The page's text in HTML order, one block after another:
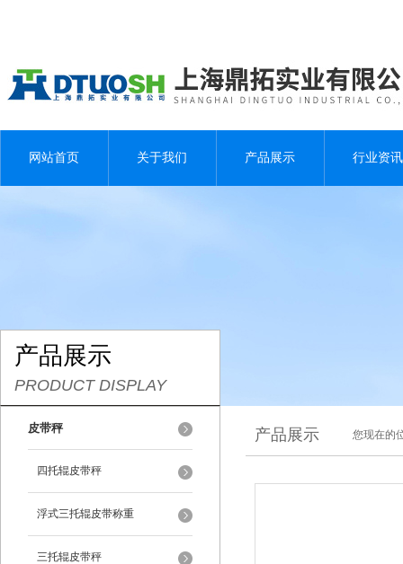
网站首页 关于我们 产品展示 行业资讯
产品展示
PRODUCT DISPLAY
皮带秤
四托辊皮带秤
浮式三托辊皮带称重
三托辊皮带秤
产品展示 您现在的